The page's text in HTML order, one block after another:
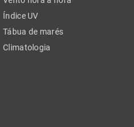
Índice UV
Tábua de marés
Climatologia